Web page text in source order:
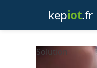
kepiot.fr
Solution